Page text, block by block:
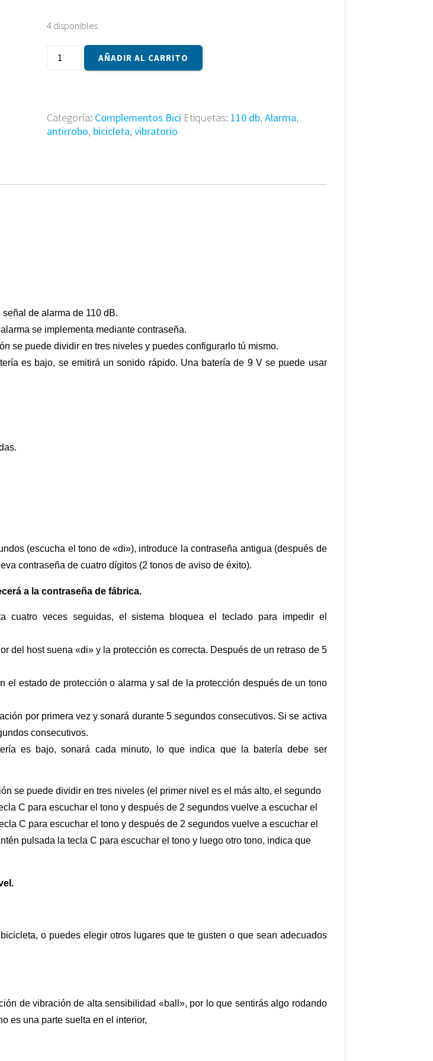
4 disponibles
Alarma
Bicicleta
AÑADIR AL CARRITO
Categoría: Complementos Bici Etiquetas: 110 db, Alarma,
antirrobo, bicicleta, vibratorio
de alarma de 110 dB.
se implementa mediante contraseña.
se puede dividir en tres niveles y puedes configurarlo tú mismo.
es bajo, se emitirá un sonido rápido. Una batería de 9 V se puede usar
(escucha el tono de «di»), introduce la contraseña antigua (después de
contraseña de cuatro dígitos (2 tonos de aviso de éxito).
a la contraseña de fábrica.
cuatro veces seguidas, el sistema bloquea el teclado para impedir el
del host suena «di» y la protección es correcta. Después de un retraso de 5
el estado de protección o alarma y sal de la protección después de un tono
por primera vez y sonará durante 5 segundos consecutivos. Si se activa
consecutivos.
es bajo, sonará cada minuto, lo que indica que la batería debe ser
se puede dividir en tres niveles (el primer nivel es el más alto, el segundo
C para escuchar el tono y después de 2 segundos vuelve a escuchar el
C para escuchar el tono y después de 2 segundos vuelve a escuchar el
pulsada la tecla C para escuchar el tono y luego otro tono, indica que
o puedes elegir otros lugares que te gusten o que sean adecuados
de vibración de alta sensibilidad «ball», por lo que sentirás algo rodando
es una parte suelta en el interior,